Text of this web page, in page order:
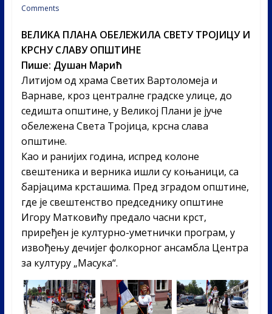
Comments
ВЕЛИКА ПЛАНА ОБЕЛЕЖИЛА СВЕТУ ТРОЈИЦУ И
КРСНУ СЛАВУ ОПШТИНЕ
Пише: Душан Марић
Литијом од храма Светих Вартоломеја и
Варнаве, кроз централне градске улице, до
седишта општине, у Великој Плани је јуче
обележена Света Тројица, крсна слава
општине.
Као и ранијих година, испред колоне
свештеника и верника ишли су коњаници, са
барјацима крсташима. Пред зградом општине,
где је свештенство председнику општине
Игору Матковићу предало часни крст,
приређен је културно-уметнички програм, у
извођењу дечијег фолкорног ансамбла Центра
за културу „Масука“.